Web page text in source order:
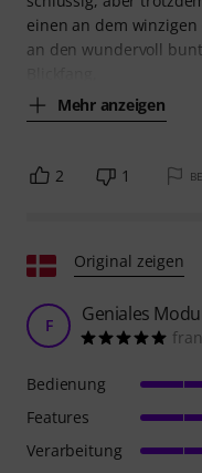
einen an dem
an den wundervoll
Mehr anzeigen
2 1
Original zeigen
F Geniales
Bedienung
Features
Verarbeitung